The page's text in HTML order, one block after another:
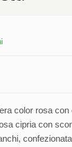
color rosa
cipria con